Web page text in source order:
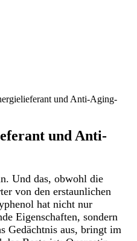
und Anti-Aging-
und Anti-
Und das, obwohl die
von den erstaunlichen
hat nicht nur
Eigenschaften, sondern
Gedächtnis aus, bringt im